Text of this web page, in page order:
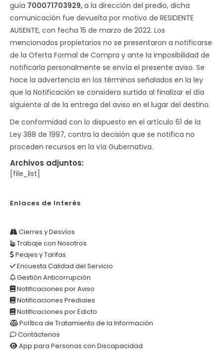
guía 700071703929, a la dirección del predio, dicha
comunicación fue devuelta por motivo de RESIDENTE
AUSENTE, con fecha 15 de marzo de 2022. Los
mencionados propietarios no se presentaron a notificarse
de la Oferta Formal de Compra y ante la imposibilidad de
notificarla personalmente se envía el presente aviso. Se
hace la advertencia en los términos señalados en la ley
que la Notificación se considera surtida al finalizar el día
siguiente al de la entrega del aviso en el lugar del destino.
De conformidad con lo dispuesto en el artículo 61 de la
Ley 388 de 1997, contra la decisión que se notifica no
proceden recursos en la vía Gubernativa.
Archivos adjuntos:
[file_list]
Enlaces de Interés
Cierres y Desvíos
Trabaje con Nosotros
Peajes y Tarifas
Encuesta Calidad del Servicio
Gestión Anticorrupción
Notificaciones por Aviso
Notificaciones Prediales
Notificaciones por Edicto
Política de Tratamiento de la Información
Contáctenos
App para Personas con Discapacidad